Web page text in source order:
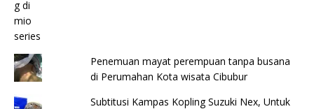
Penemuan mayat perempuan tanpa busana
di Perumahan Kota wisata Cibubur
Subtitusi Kampas Kopling Suzuki Nex, Untuk